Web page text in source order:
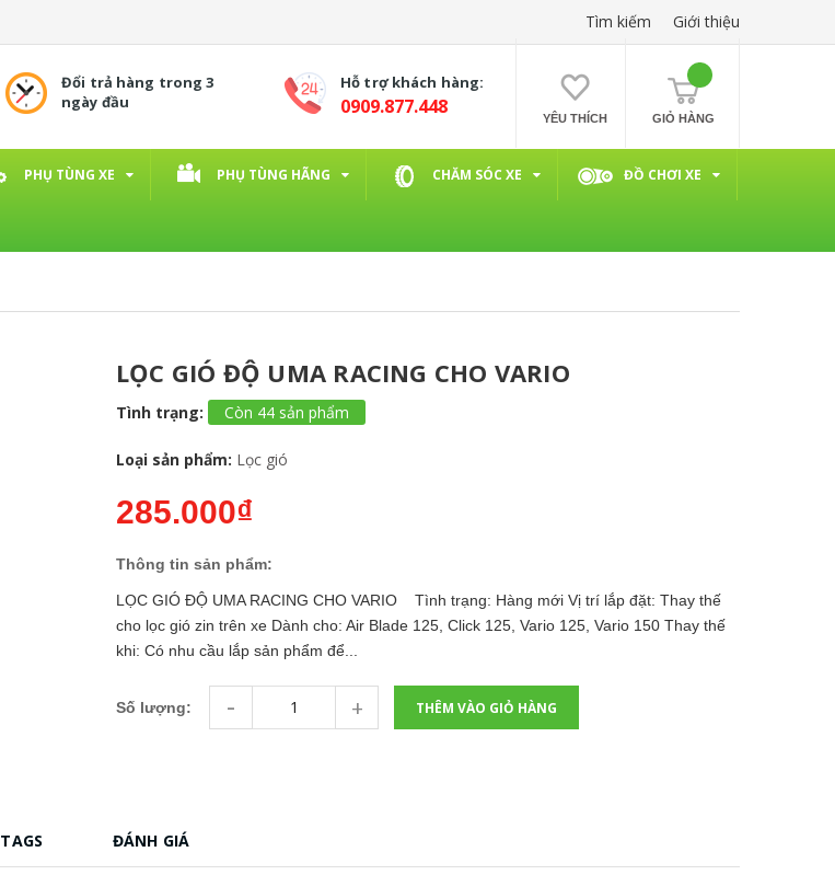
Tìm kiếm Giới thiệu
Đổi trả hàng trong 3
ngày đầu
Hỗ trợ khách hàng:
0909.877.448 YÊU THÍCH GIỎ HÀNG
PHỤ TÙNG XE PHỤ TÙNG HÃNG CHĂM SÓC XE ĐỒ CHƠI XE
LỌC GIÓ ĐỘ UMA RACING CHO VARIO
Tình trạng: Còn 44 sản phẩm
Loại sản phẩm: Lọc gió
285.000₫
Thông tin sản phẩm:
LỌC GIÓ ĐỘ UMA RACING CHO VARIO Tình trạng: Hàng mới Vị trí lắp đặt: Thay thế
cho lọc gió zin trên xe Dành cho: Air Blade 125, Click 125, Vario 125, Vario 150 Thay thế
khi: Có nhu cầu lắp sản phẩm để...
Số lượng: - + THÊM VÀO GIỎ HÀNG
TAGS ĐÁNH GIÁ